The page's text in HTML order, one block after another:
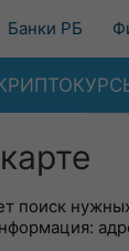
Банки РБ
поиск